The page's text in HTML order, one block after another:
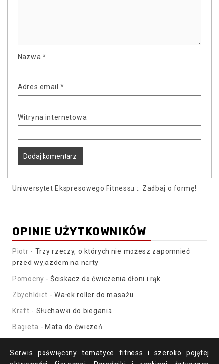
Nazwa*
Adres email*
Witryna internetowa
Uniwersytet Ekspresowego Fitnessu :: Zadbaj o formę!
OPINIE UŻYTKOWNIKÓW
Piotr - Trzy rzeczy, o których nie możesz zapomnieć
przed wyjazdem na narty
Pomocny -Ściskacz do ćwiczenia dłoni i rąk
ZbychIdiot -Wałek roller do masażu
Kraft - Słuchawki do biegania
Bagieta - Mata do ćwiczeń
Serwis poświęcony tematyce fitness i szeroko pojętej